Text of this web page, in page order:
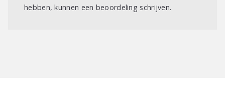
hebben, kunnen een beoordeling schrijven.